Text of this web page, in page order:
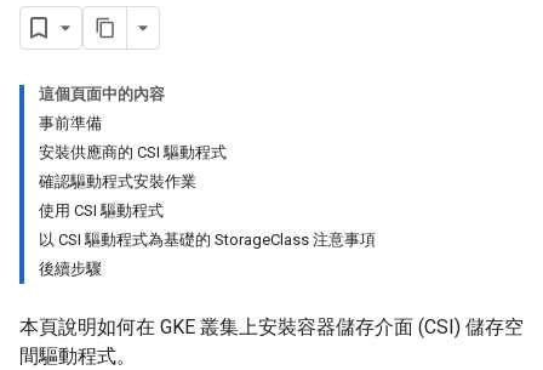
這個頁面中的內容
事前準備
安裝供應商的 CSI 驅動程式
確認驅動程式安裝作業
使用 CSI 驅動程式
以 CSI 驅動程式為基礎的 StorageClass 注意事項
後續步驟
本頁說明如何在 GKE 叢集上安裝容器儲存介面 (CSI) 儲存空
間驅動程式。